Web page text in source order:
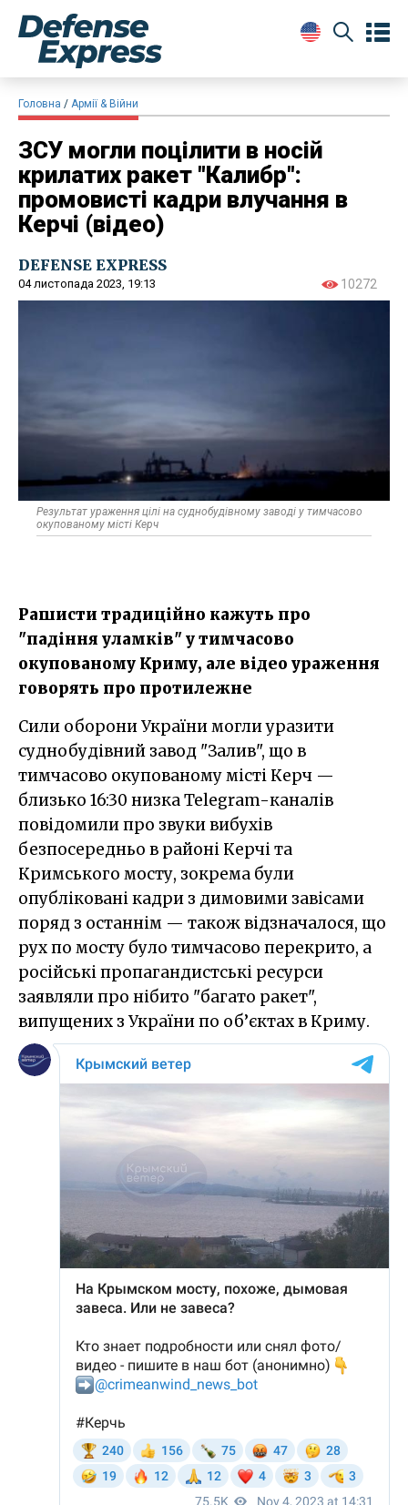
Головна Армії & Війни
ЗСУ могли поцілити в носій
крилатих ракет "Калибр":
промовисті кадри влучання в
Керчі (відео)
DEFENSE EXPRESS
04 листопада 2023, 19:13 10272
Результат ураження цілі на суднобудівному заводі у тимчасово
окупованому місті Керч
Рашисти традиційно кажуть про
"падіння уламків" у тимчасово
окупованому Криму, але відео ураження
говорять про протилежне
Сили оборони України могли уразити
суднобудівний завод "Залив", що в
тимчасово окупованому місті Керч —
близько 16:30 низка Telegram-каналів
повідомили про звуки вибухів
безпосередньо в районі Керчі та
Кримського мосту, зокрема були
опубліковані кадри з димовими завісами
поряд з останнім — також відзначалося, що
рух по мосту було тимчасово перекрито, а
російські пропагандистські ресурси
заявляли про нібито "багато ракет",
випущених з України по об’єктах в Криму.